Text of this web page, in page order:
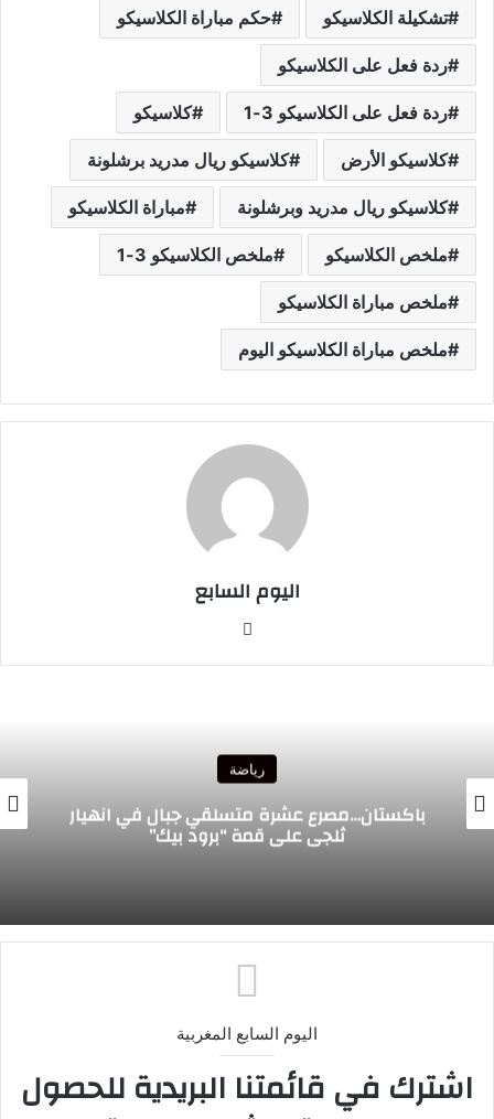
تشكيلة الكلاسيكو حكم مباراة الكلاسيكو
ردة فعل على الكلاسيكو
ردة فعل على الكلاسيكو 3-1 كلاسيكو
كلاسيكو الأرض كلاسيكو ريال مدريد برشلونة
كلاسيكو ريال مدريد وبرشلونة مباراة الكلاسيكو
ملخص الكلاسيكو ملخص الكلاسيكو 3-1
ملخص مباراة الكلاسيكو
ملخص مباراة الكلاسيكو اليوم
اليوم السابع
الدولي المغربي رضوان حلحال ينضم إلى
الإيطالي
اليوم السابع المغربية
اشترك في قائمتنا البريدية للحصول